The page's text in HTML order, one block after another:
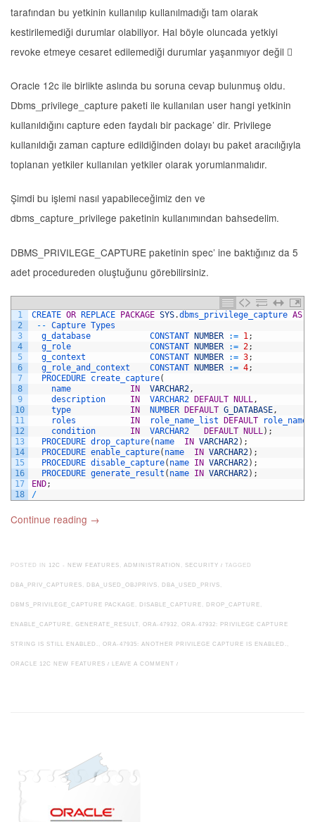
tarafından bu yetkinin kullanılıp kullanılmadığı tam olarak
kestirilemediği durumlar olabiliyor. Hal böyle oluncada yetkiyi
revoke etmeye cesaret edilemediği durumlar yaşanmıyor değil 
Oracle 12c ile birlikte aslında bu soruna cevap bulunmuş oldu.
Dbms_privilege_capture paketi ile kullanılan user hangi yetkinin
kullanıldığını capture eden faydalı bir package’ dir. Privilege
kullanıldığı zaman capture edildiğinden dolayı bu paket aracılığıyla
toplanan yetkiler kullanılan yetkiler olarak yorumlanmalıdır.
Şimdi bu işlemi nasıl yapabileceğimiz den ve
dbms_capture_privilege paketinin kullanımından bahsedelim.
DBMS_PRIVILEGE_CAPTURE paketinin spec’ ine baktığınız da 5
adet procedureden oluştuğunu görebilirsiniz.
1
2
3
4
5
6
7
8
9
10
11
12
13
14
15
16
17
18
CREATE OR REPLACE PACKAGE SYS.dbms_privilege_capture AS
-- Capture Types
g_database CONSTANT NUMBER := 1;
g_role CONSTANT NUMBER := 2;
g_context CONSTANT NUMBER := 3;
g_role_and_context CONSTANT NUMBER := 4;
PROCEDURE create_capture(
name IN VARCHAR2,
description IN VARCHAR2 DEFAULT NULL,
type IN NUMBER DEFAULT G_DATABASE,
roles IN role_name_list DEFAULT
condition IN VARCHAR2 DEFAULT NULL) ;
PROCEDURE drop_capture( name IN VARCHAR2) ;
PROCEDURE enable_capture( name IN VARCHAR2) ;
PROCEDURE disable_capture( name IN VARCHAR2) ;
PROCEDURE generate_result ( name IN VARCHAR2) ;
END;
/
Continue reading →
POSTED IN 12C - NEW FEATURES ADMINISTRATION SECURITY / TAGGED
DBA_PRIV_CAPTURES DBA_USED_OBJPRIVS DBA_USED_PRIVS
DBMS_PRIVILEGE_CAPTURE PACKAGE DISABLE_CAPTURE DROP_CAPTURE
ENABLE_CAPTURE GENERATE_RESULT ORA-47932 ORA-47932: PRIVILEGE CAPTURE
STRING IS STILL ENABLED. ORA-47935: ANOTHER PRIVILEGE CAPTURE IS ENABLED.
ORACLE 12C NEW FEATURES / LEAVE A COMMENT /